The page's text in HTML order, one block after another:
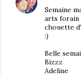
Semaine
arts forain
chouette
:)
Belle
Bizzz
Adeline